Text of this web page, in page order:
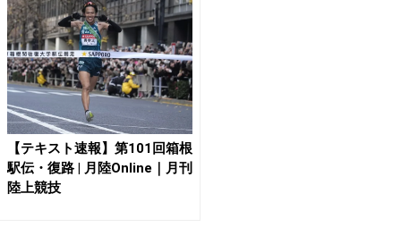
【テキスト速報】第101回箱根
駅伝・復路 | 月陸Online｜月刊
陸上競技